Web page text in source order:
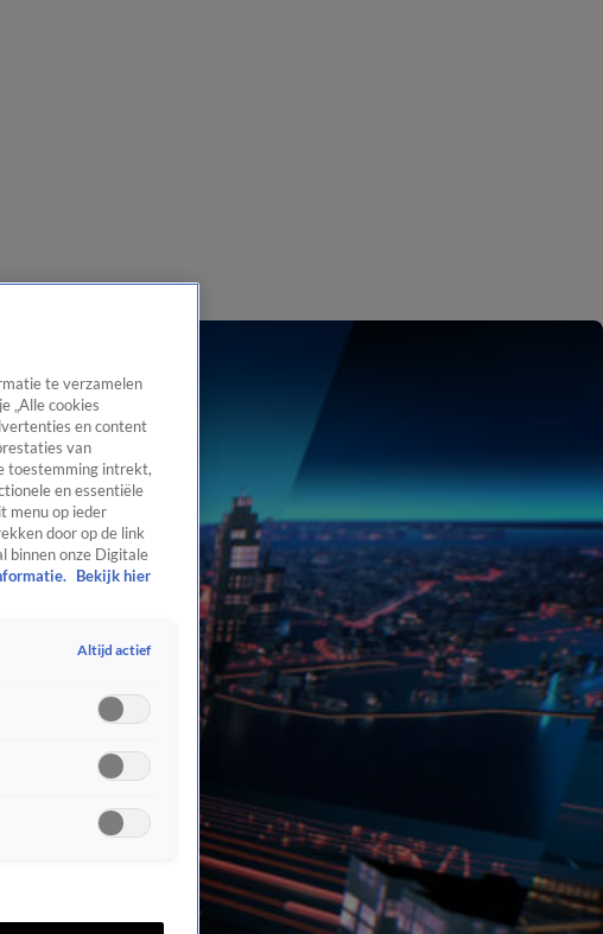
te verzamelen
„Alle cookies
en content
van
toestemming intrekt,
en essentiële
menu op ieder
door op de link
binnen onze Digitale
Bekijk hier
Altijd actief